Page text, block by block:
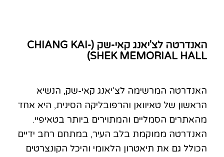
האנדרטה לצ'יאנג קאי-שק (CHIANG KAI-
SHEK MEMORIAL HALL)
האנדרטה המרשימה לצ'יאנג קאי-שק, הנשיא
הראשון של טאיוואן והרפובליקה הסינית, היא אחד
מהאתרים הסמליים והמתוירים ביותר בטאיפיי.
האנדרטה ממוקמת בלב העיר, במתחם רחב ידיים
הכולל גם את תיאטרון הלאומי והיכל הקונצרטים